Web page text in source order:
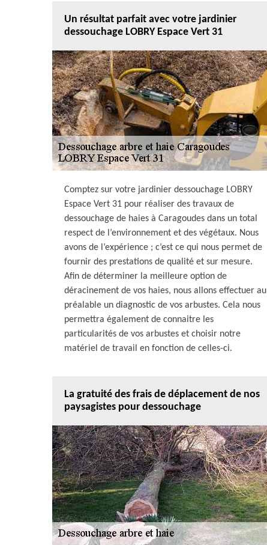
Un résultat parfait avec votre jardinier
dessouchage LOBRY Espace Vert 31
Comptez sur votre jardinier dessouchage LOBRY
Espace Vert 31 pour réaliser des travaux de
dessouchage de haies à Caragoudes dans un total
respect de l’environnement et des végétaux. Nous
avons de l’expérience ; c’est ce qui nous permet de
fournir des prestations de qualité et sur mesure.
Afin de déterminer la meilleure option de
déracinement de vos haies, nous allons effectuer au
préalable un diagnostic de vos arbustes. Cela nous
permettra également de connaitre les
particularités de vos arbustes et choisir notre
matériel de travail en fonction de celles-ci.
La gratuité des frais de déplacement de nos
paysagistes pour dessouchage